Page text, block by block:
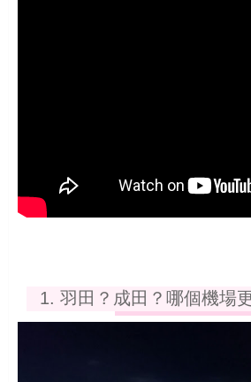
1. 羽田？成田？哪個機場